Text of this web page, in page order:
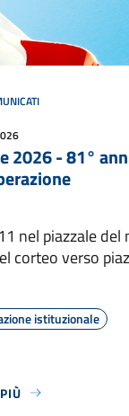
2026 - 81°
nel piazzale del
corteo verso
istituzionale